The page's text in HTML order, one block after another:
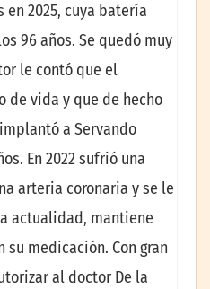
2025, cuya batería
96 años. Se quedó muy
le contó que el
de vida y que de hecho
a Servando
En 2022 sufrió una
arteria coronaria y se le
actualidad, mantiene
medicación. Con gran
al doctor De la